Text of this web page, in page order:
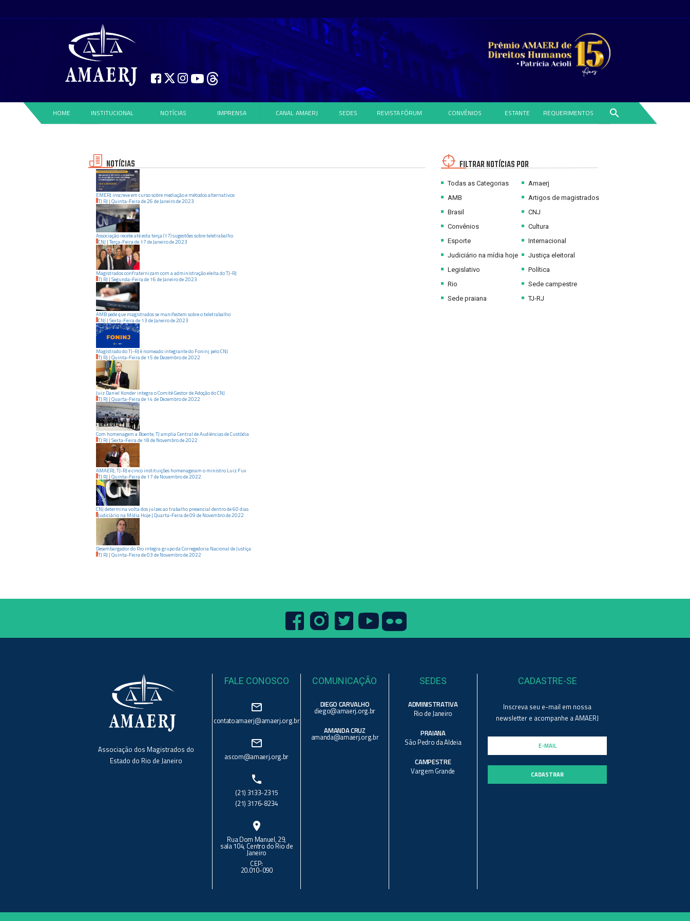
HOME INSTITUCIONAL NOTÍCIAS IMPRENSA CANAL AMAERJ SEDES REVISTAFÓRUM CONVÊNIOS ESTANTE REQUERIMENTOS search
NOTÍCIAS
EMERJ inscreve em curso sobre mediação e métodos alternativos
TJ RJ | Quinta-Feirade26 deJaneirode2023
Associação recebe até esta terça (17) sugestões sobre teletrabalho
CNJ | Terça-Feirade 17 de Janeirode2023
Magistrados confraternizam com a administração eleita do TJ-RJ
TJ RJ | Segunda-Feirade 16 de Janeirode2023
AMB pede que magistrados se manifestem sobre o teletrabalho
CNJ | Sexta-Feirade 13 deJaneirode2023
Magistrado do TJ-RJ é nomeado integrante do Foninj pelo CNJ
TJ RJ | Quinta-Feirade 15 de Dezembrode2022
Juiz Daniel Konder integra o Comitê Gestor de Adoção do CNJ
TJ RJ | Quarta-Feirade 14 de Dezembrode2022
Com homenagem a Boente, TJ amplia Central de Audiências de Custódia
TJ RJ | Sexta-Feirade 18 de Novembrode2022
AMAERJ, TJ-RJ e cinco instituições homenageiam o ministro Luiz Fux
TJ RJ | Quinta-Feirade 17 de Novembrode2022
CNJ determina volta dos juízes ao trabalho presencial dentro de 60 dias
Judiciário na Mídia Hoje| Quarta-Feirade09 de Novembrode2022
Desembargador do Rio integra grupo da Corregedoria Nacional de Justiça
TJ RJ | Quinta-Feirade03 de Novembrode2022
FILTRAR NOTÍCIAS POR
Todas as Categorias
AMB
Brasil
Convênios
Esporte
Judiciário na mídia hoje
Legislativo
Rio
Sede praiana
Amaerj
Artigos de magistrados
CNJ
Cultura
Internacional
Justiça eleitoral
Política
Sede campestre
TJ-RJ
Associação dos Magistrados do
Estado do Rio de Janeiro
FALE CONOSCO
mail_outline
contatoamaerj@amaerj.org.br
mail_outline
ascom@amaerj.org.br
phone
(21) 3133-2315
(21) 3176-8234
location_on
Rua Dom Manuel, 29,
sala 104, Centro do Rio de
Janeiro
CEP:
20.010-090
COMUNICAÇÃO
DIEGO CARVALHO
diego@amaerj.org.br
AMANDA CRUZ
amanda@amaerj.org.br
SEDES
ADMINISTRATIVA
Rio de Janeiro
PRAIANA
São Pedro da Aldeia
CAMPESTRE
Vargem Grande
CADASTRE-SE
Inscreva seu e-mail em nossa
newsletter e acompanhe a AMAERJ